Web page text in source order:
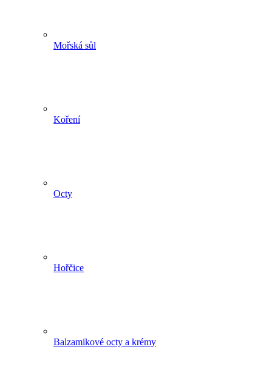
Mořská sůl
Koření
Octy
Hořčice
Balzamikové octy a krémy